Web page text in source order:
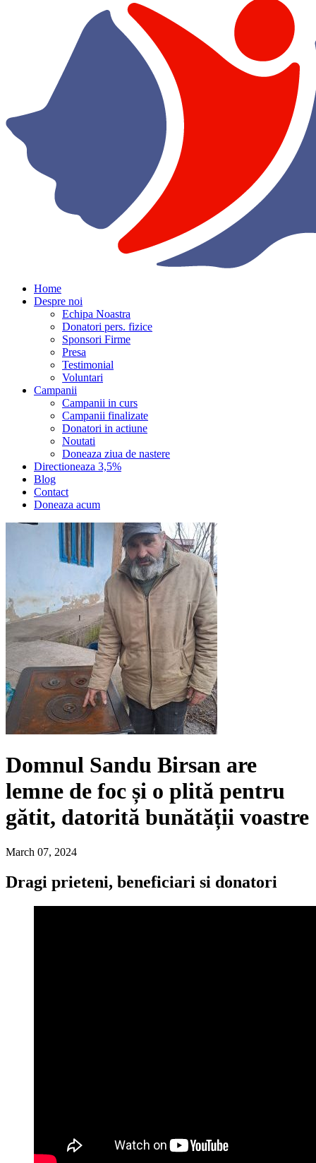
Home
Despre noi
Echipa Noastra
Donatori pers. fizice
Sponsori Firme
Presa
Testimonial
Voluntari
Campanii
Campanii in curs
Campanii finalizate
Donatori in actiune
Noutati
Doneaza ziua de nastere
Directioneaza 3,5%
Blog
Contact
Doneaza acum
Domnul Sandu Birsan are
lemne de foc și o plită pentru
gătit, datorită bunătății voastre
March 07, 2024
Dragi prieteni, beneficiari si donatori